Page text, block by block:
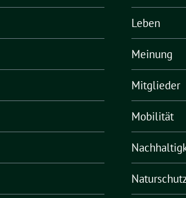
Leben
Meinung
Mitglieder
Mobilität